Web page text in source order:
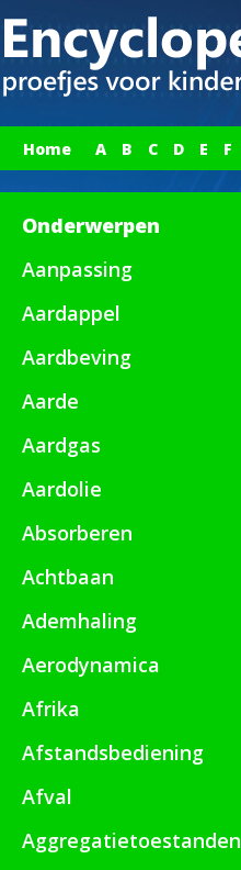
Home A B C D E F
Onderwerpen
Aanpassing
Aardappel
Aardbeving
Aarde
Aardgas
Aardolie
Absorberen
Achtbaan
Ademhaling
Aerodynamica
Afrika
Afstandsbediening
Afval
Aggregatietoestanden